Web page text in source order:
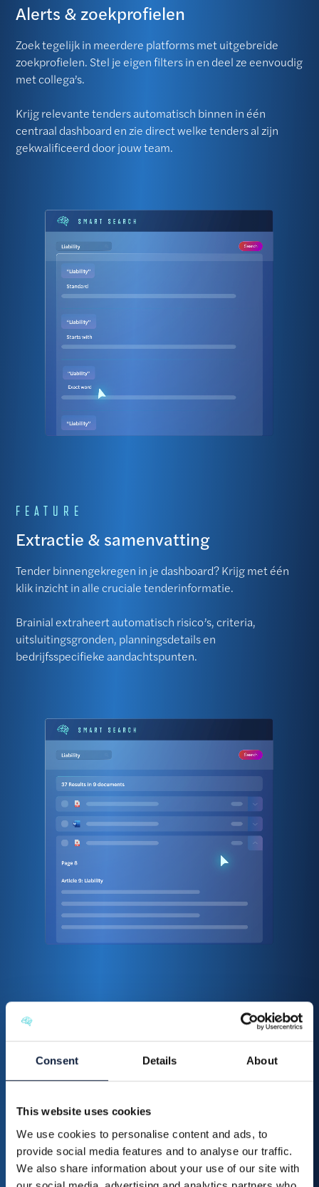
Consent Details About
This website uses cookies
We use cookies to personalise content and ads, to
provide social media features and to analyse our traffic.
We also share information about your use of our site with
Alerts & zoekprofielen
Zoek tegelijk in meerdere platforms met uitgebreide
zoekprofielen. Stel je eigen filters in en deel ze eenvoudig
met collega’s.
Krijg relevante tenders automatisch binnen in één
centraal dashboard en zie direct welke tenders al zijn
gekwalificeerd door jouw team.
FEATURE
Extractie & samenvatting
Tender binnengekregen in je dashboard? Krijg met één
klik inzicht in alle cruciale tenderinformatie.
Brainial extraheert automatisch risico’s, criteria,
uitsluitingsgronden, planningsdetails en
bedrijfsspecifieke aandachtspunten.
FEATURE
Analyse & bidmanagement
Neem snellere, beter onderbouwde bid/no-bid-
waar kansen en risico’s liggen.